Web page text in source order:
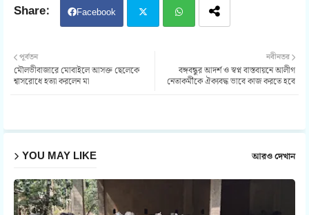
Facebook
ter atsa
নবীনতর
বঙ্গবন্ধুর আদর্শ ও স্বপ্ন বাস্তবায়নে আলীগ
নেতাকর্মীকে ঐক্যবদ্ধ ভাবে কাজ করতে হবে
পূর্বতন
মৌলভীবাজারে মোবাইলে আসক্ত ছেলেকে
শ্বাসরোধে হত্যা করলেন মা
YOU MAY LIKE আরও দেখান